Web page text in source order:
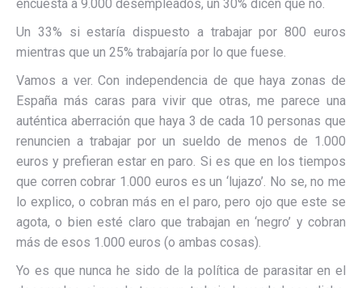
encuesta a 9.000 desempleados, un 30% dicen que no.
Un 33% si estaría dispuesto a trabajar por 800 euros
mientras que un 25% trabajaría por lo que fuese.
Vamos a ver. Con independencia de que haya zonas de
España más caras para vivir que otras, me parece una
auténtica aberración que haya 3 de cada 10 personas que
renuncien a trabajar por un sueldo de menos de 1.000
euros y prefieran estar en paro. Si es que en los tiempos
que corren cobrar 1.000 euros es un ‘lujazo’. No se, no me
lo explico, o cobran más en el paro, pero ojo que este se
agota, o bien esté claro que trabajan en ‘negro’ y cobran
más de esos 1.000 euros (o ambas cosas).
Yo es que nunca he sido de la política de parasitar en el